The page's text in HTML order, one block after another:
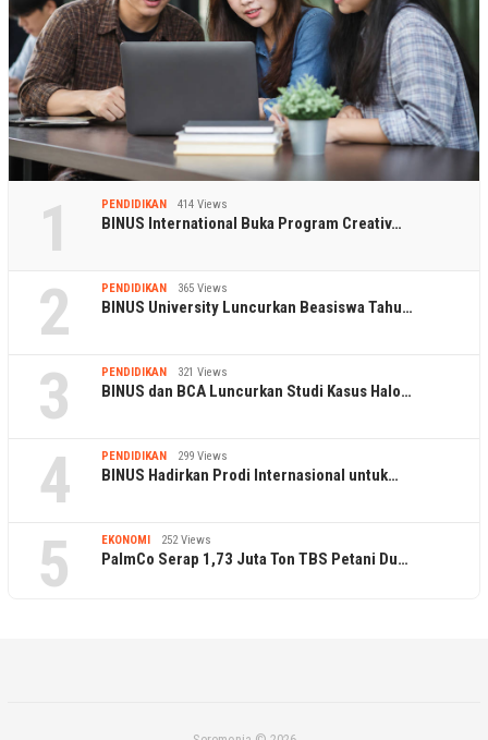
1 PENDIDIKAN 414 Views
BINUS International Buka Program Creativ…
2 PENDIDIKAN 365 Views
BINUS University Luncurkan Beasiswa Tahu…
3 PENDIDIKAN 321 Views
BINUS dan BCA Luncurkan Studi Kasus Halo…
4 PENDIDIKAN 299 Views
BINUS Hadirkan Prodi Internasional untuk…
5 EKONOMI 252 Views
PalmCo Serap 1,73 Juta Ton TBS Petani Du…